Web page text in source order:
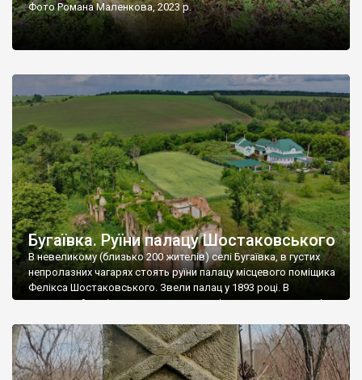
Фото Романа Маленкова, 2023 р.
Бугаївка. Руїни палацу Шостаковського
В невеликому (близько 200 жителів) селі Бугаївка, в густих
непролазних чагарях стоять руїни палацу місцевого поміщика
Фелікса Шостаковського. Звели палац у 1893 році. В
радянський період у ньому спочатку містилася школа, потім
століття тут розмістили туберкульозну лікарню. Коли із
палацу виїхала лікарня – ми точно не […]